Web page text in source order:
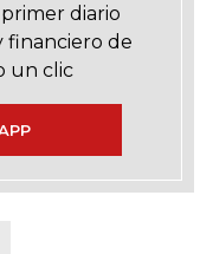
diario
financiero de
un clic